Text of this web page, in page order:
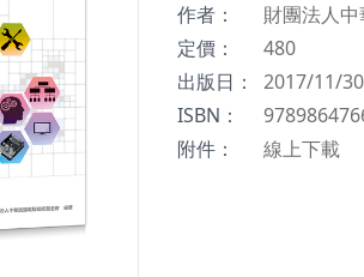
作者：
財團法人
定價：
480
出版日：
2017/11/30
ISBN：
附件：
線上下載